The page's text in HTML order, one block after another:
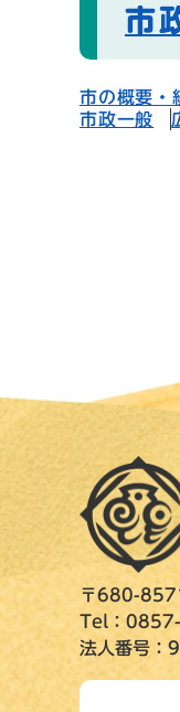
市
市の概要・
市政一般
〒680-
Tel：0857-
法人番号